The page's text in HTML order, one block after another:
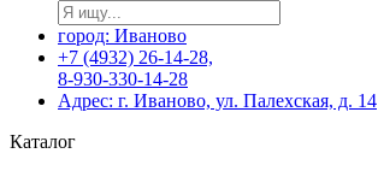
город: Иваново
+7 (4932) 26-14-28,
8-930-330-14-28
Адрес: г. Иваново, ул. Палехская, д. 14
Каталог